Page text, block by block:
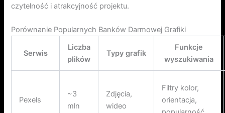
czytelność i atrakcyjność projektu.
Porównanie Popularnych Banków Darmowej Grafiki
Serwis
Liczba
plików
Typy grafik
Funkcje
wyszukiwania
Pexels
~3
mln
Zdjęcia,
wideo
Filtry kolor,
orientacja,